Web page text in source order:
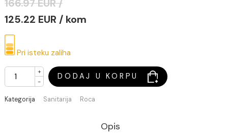
Ušteda :41.75 EUR
166.97 EUR /
125.22 EUR / kom